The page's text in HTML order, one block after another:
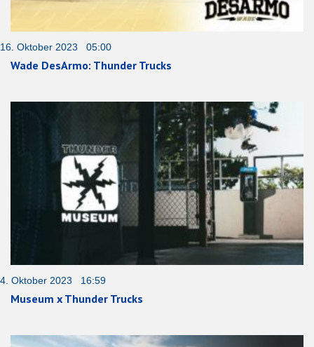
16. Oktober 2023 05:00
Wade DesArmo: Thunder Trucks
4. Oktober 2023 16:59
Museum x Thunder Trucks